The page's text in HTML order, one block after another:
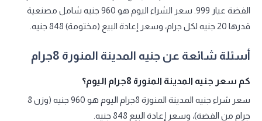
الفضة عيار 999. سعر الشراء اليوم هو 960 جنيه شامل مصنعية
قدرها 20 جنيه لكل جرام، وسعر إعادة البيع (مختومة) 848 جنيه.
أسئلة شائعة عن جنيه المدينة المنورة 8جرام
كم سعر جنيه المدينة المنورة 8جرام اليوم؟
سعر شراء جنيه المدينة المنورة 8جرام اليوم هو 960 جنيه (وزن 8
جرام من الفضة)، وسعر إعادة البيع 848 جنيه.